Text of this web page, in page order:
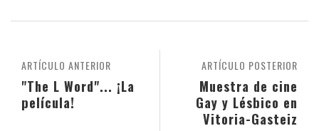
ARTÍCULO POSTERIOR
Muestra de cine
Gay y Lésbico en
Vitoria-Gasteiz
ARTÍCULO ANTERIOR
"The L Word"... ¡La
película!